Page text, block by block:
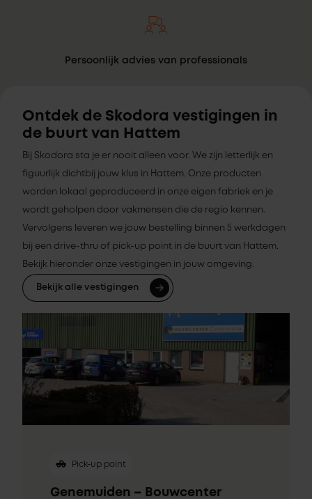
Persoonlijk advies van professionals
Ontdek de Skodora vestigingen in
de buurt van Hattem
Bij Skodora sta je er nooit alleen voor. We zijn letterlijk en
figuurlijk dichtbij jouw klus in Hattem. Onze producten
worden lokaal geproduceerd in onze eigen fabriek en je
wordt geholpen door vakmensen die de regio kennen.
Vervolgens leveren we jouw bestelling binnen 5 werkdagen
bij een drive-thru of pick-up point in de buurt van Hattem.
Bekijk hieronder onze vestigingen in jouw omgeving.
Bekijk alle vestigingen
Pick-up point
Genemuiden – Bouwcenter